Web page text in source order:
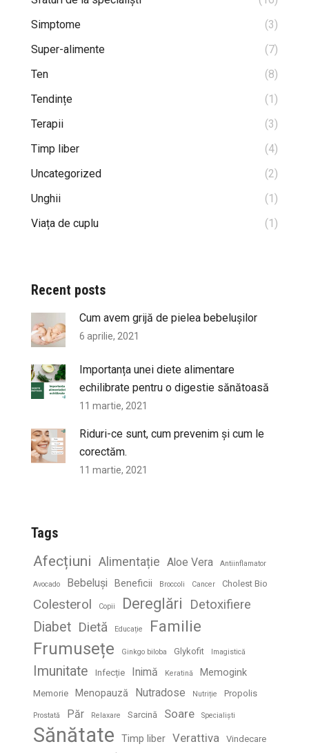
Simptome
(3)
Super-alimente
(7)
Ten
(8)
Tendințe
(1)
Terapii
(3)
Timp liber
(4)
Uncategorized
(2)
Unghii
(1)
Viața de cuplu
(1)
Recent posts
Cum avem grijă de pielea bebelușilor
6 aprilie, 2021
Importanța unei diete alimentare
echilibrate pentru o digestie sănătoasă
11 martie, 2021
Riduri-ce sunt, cum prevenim și cum le
corectăm.
11 martie, 2021
Tags
Afecțiuni Alimentație Aloe Vera Antiinflamator
Avocado Bebeluși Beneficii Broccoli Cancer Cholest Bio
Colesterol Copii Dereglări Detoxifiere
Diabet Dietă Educație Familie
Frumusețe Ginkgo biloba Glykofit Imagistică
Imunitate Infecție Inimă Keratină Memogink
Memorie Menopauză Nutradose Nutriție Propolis
Prostată Păr Relaxare Sarcină Soare Specialiști
Sănătate Timp liber Verattiva Vindecare